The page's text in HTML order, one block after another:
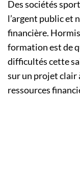
Des sociétés
l’argent public et
financière.
formation est de
difficultés cette
sur un projet clair
ressources